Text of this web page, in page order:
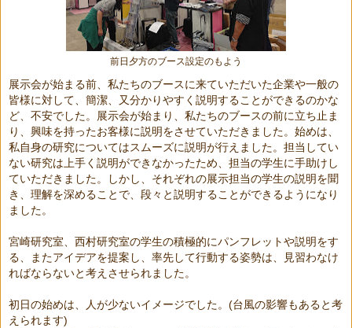
前日夕方のブース設定のもよう
展示会が始まる前、私たちのブースに来ていただいた企業や一般の
皆様に対して、簡潔、又分かりやすく説明することができるのかな
ど、不安でした。展示会が始まり、私たちのブースの前に立ち止ま
り、興味を持ったお客様に説明をさせていただきました。始めは、
私自身の研究についてはスムーズに説明が行えました。担当してい
ない研究は上手く説明ができなかったため、担当の学生に手助けし
ていただきました。しかし、それぞれの展示担当の学生の説明を聞
き、理解を深めることで、段々と説明することができるようになり
ました。
宮崎研究室、西村研究室の学生の積極的にパンフレットや説明をす
る、またアイデアを提案し、率先して行動する姿勢は、見習わなけ
ればならないと考えさせられました。
初日の始めは、人が少ないイメージでした。 (台風の影響もあると考
えられます)